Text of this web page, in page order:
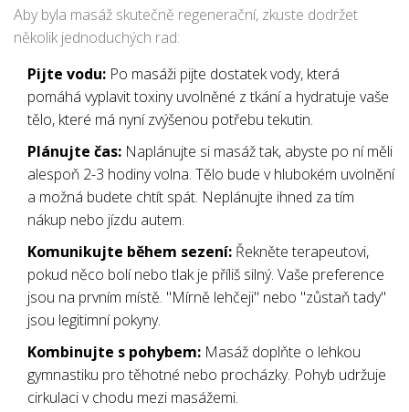
Aby byla masáž skutečně regenerační, zkuste dodržet
několik jednoduchých rad:
Pijte vodu: Po masáži pijte dostatek vody, která
pomáhá vyplavit toxiny uvolněné z tkání a hydratuje vaše
tělo, které má nyní zvýšenou potřebu tekutin.
Plánujte čas: Naplánujte si masáž tak, abyste po ní měli
alespoň 2-3 hodiny volna. Tělo bude v hlubokém uvolnění
a možná budete chtít spát. Neplánujte ihned za tím
nákup nebo jízdu autem.
Komunikujte během sezení: Řekněte terapeutovi,
pokud něco bolí nebo tlak je příliš silný. Vaše preference
jsou na prvním místě. "Mírně lehčeji" nebo "zůstaň tady"
jsou legitimní pokyny.
Kombinujte s pohybem: Masáž doplňte o lehkou
gymnastiku pro těhotné nebo procházky. Pohyb udržuje
cirkulaci v chodu mezi masážemi.